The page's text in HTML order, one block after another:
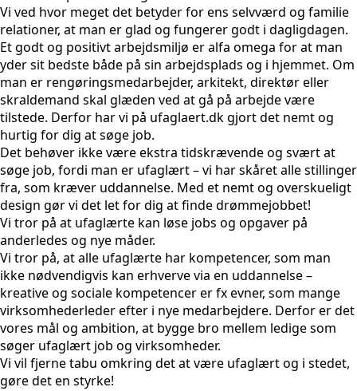
Vi ved hvor meget det betyder for ens selvværd og familie
relationer, at man er glad og fungerer godt i dagligdagen.
Et godt og positivt arbejdsmiljø er alfa omega for at man
yder sit bedste både på sin arbejdsplads og i hjemmet. Om
man er rengøringsmedarbejder, arkitekt, direktør eller
skraldemand skal glæden ved at gå på arbejde være
tilstede. Derfor har vi på ufaglaert.dk gjort det nemt og
hurtig for dig at søge job.
Det behøver ikke være ekstra tidskrævende og svært at
søge job, fordi man er ufaglært – vi har skåret alle stillinger
fra, som kræver uddannelse. Med et nemt og overskueligt
design gør vi det let for dig at finde drømmejobbet!
Vi tror på at ufaglærte kan løse jobs og opgaver på
anderledes og nye måder.
Vi tror på, at alle ufaglærte har kompetencer, som man
ikke nødvendigvis kan erhverve via en uddannelse –
kreative og sociale kompetencer er fx evner, som mange
virksomhederleder efter i nye medarbejdere. Derfor er det
vores mål og ambition, at bygge bro mellem ledige som
søger ufaglært job og virksomheder.
Vi vil fjerne tabu omkring det at være ufaglært og i stedet,
gøre det en styrke!